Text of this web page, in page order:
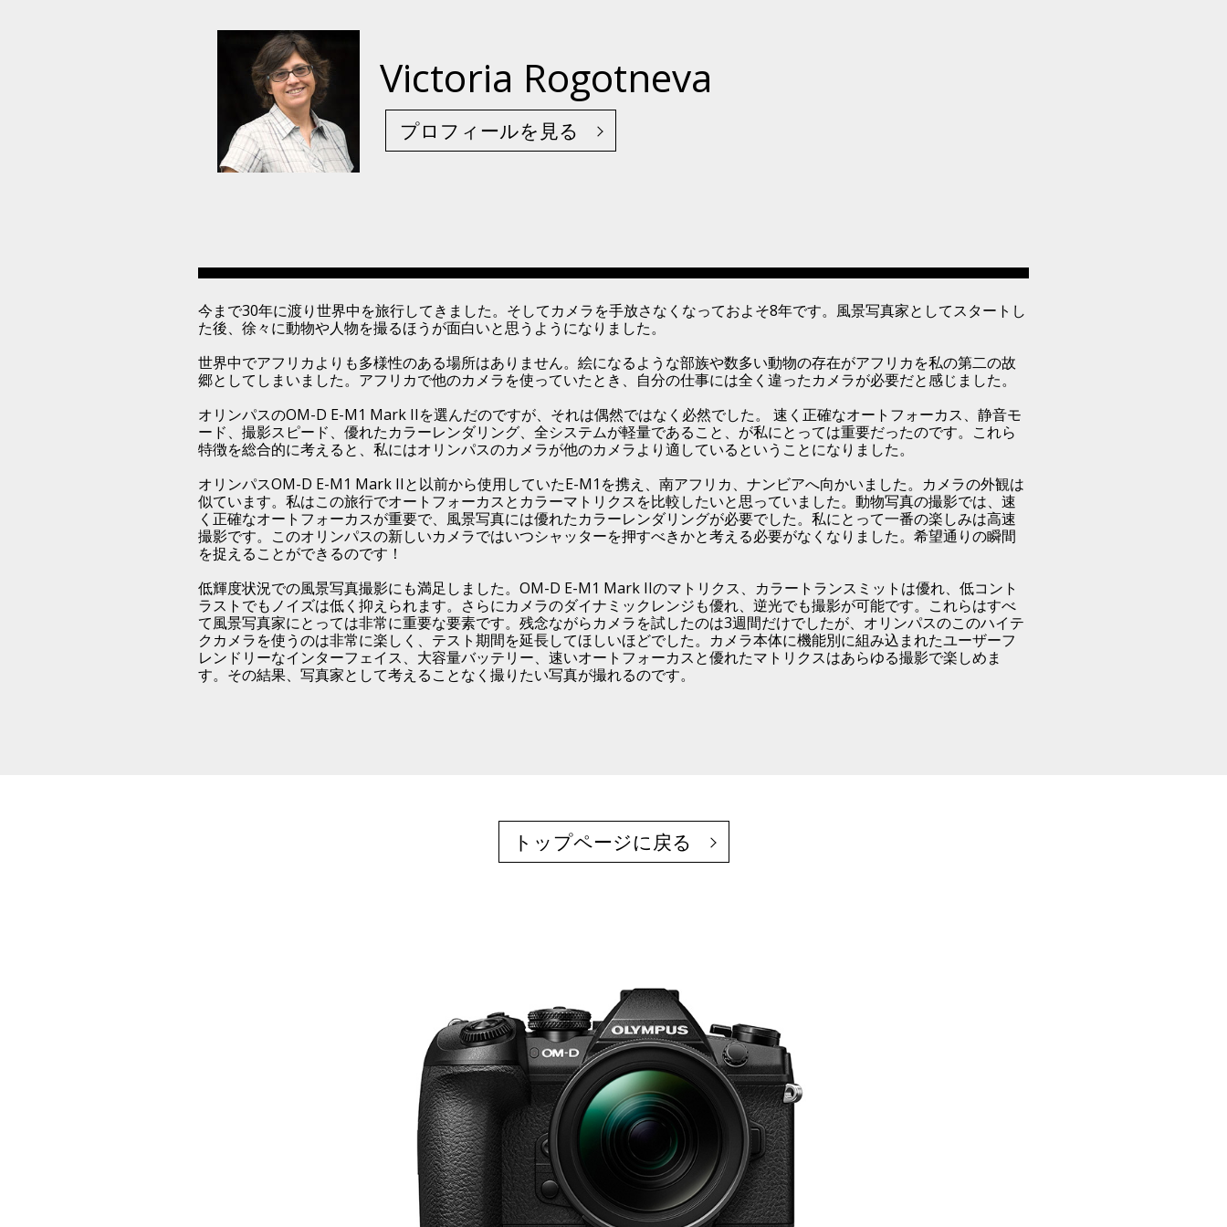
Victoria Rogotneva
プロフィールを見る
今まで30年に渡り世界中を旅行してきました。そしてカメラを手放さなくなっておよそ8年です。風景写真家としてスタートし
た後、徐々に動物や人物を撮るほうが面白いと思うようになりました。
世界中でアフリカよりも多様性のある場所はありません。絵になるような部族や数多い動物の存在がアフリカを私の第二の故
郷としてしまいました。アフリカで他のカメラを使っていたとき、自分の仕事には全く違ったカメラが必要だと感じました。
オリンパスのOM-D E-M1 Mark IIを選んだのですが、それは偶然ではなく必然でした。 速く正確なオートフォーカス、静音モ
ード、撮影スピード、優れたカラーレンダリング、全システムが軽量であること、が私にとっては重要だったのです。これら
特徴を総合的に考えると、私にはオリンパスのカメラが他のカメラより適しているということになりました。
オリンパスOM-D E-M1 Mark IIと以前から使用していたE-M1を携え、南アフリカ、ナンビアへ向かいました。カメラの外観は
似ています。私はこの旅行でオートフォーカスとカラーマトリクスを比較したいと思っていました。動物写真の撮影では、速
く正確なオートフォーカスが重要で、風景写真には優れたカラーレンダリングが必要でした。私にとって一番の楽しみは高速
撮影です。このオリンパスの新しいカメラではいつシャッターを押すべきかと考える必要がなくなりました。希望通りの瞬間
を捉えることができるのです！
低輝度状況での風景写真撮影にも満足しました。OM-D E-M1 Mark IIのマトリクス、カラートランスミットは優れ、低コント
ラストでもノイズは低く抑えられます。さらにカメラのダイナミックレンジも優れ、逆光でも撮影が可能です。これらはすべ
て風景写真家にとっては非常に重要な要素です。残念ながらカメラを試したのは3週間だけでしたが、オリンパスのこのハイテ
クカメラを使うのは非常に楽しく、テスト期間を延長してほしいほどでした。カメラ本体に機能別に組み込まれたユーザーフ
レンドリーなインターフェイス、大容量バッテリー、速いオートフォーカスと優れたマトリクスはあらゆる撮影で楽しめま
す。その結果、写真家として考えることなく撮りたい写真が撮れるのです。
トップページに戻る